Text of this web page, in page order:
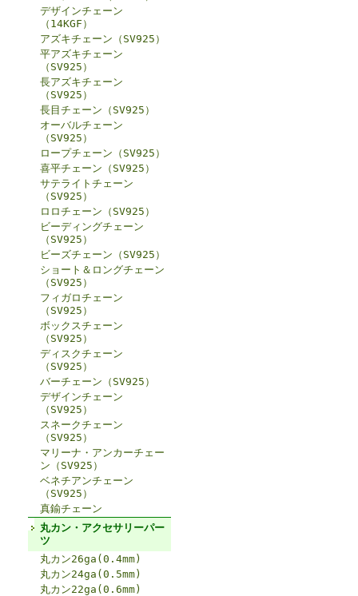
デザインチェーン
（14KGF）
アズキチェーン（SV925）
平アズキチェーン
（SV925）
長アズキチェーン
（SV925）
長目チェーン（SV925）
オーバルチェーン
（SV925）
ロープチェーン（SV925）
喜平チェーン（SV925）
サテライトチェーン
（SV925）
ロロチェーン（SV925）
ビーディングチェーン
（SV925）
ビーズチェーン（SV925）
ショート＆ロングチェーン
（SV925）
フィガロチェーン
（SV925）
ボックスチェーン
（SV925）
ディスクチェーン
（SV925）
バーチェーン（SV925）
デザインチェーン
（SV925）
スネークチェーン
（SV925）
マリーナ・アンカーチェー
ン（SV925）
ベネチアンチェーン
（SV925）
真鍮チェーン
丸カン・アクセサリーパー
ツ
丸カン26ga(0.4mm)
丸カン24ga(0.5mm)
丸カン22ga(0.6mm)